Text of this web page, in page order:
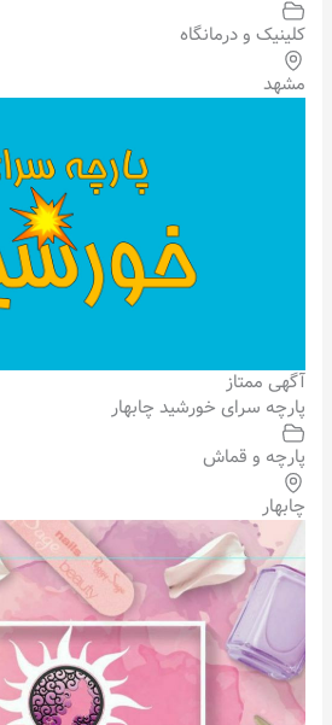
کلینیک و درمانگاه
مشهد
آگهی ممتاز
پارچه سرای خورشید چابهار
پارچه و قماش
چابهار